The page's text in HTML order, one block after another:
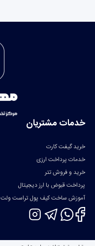
خدمات مشتریان
خرید گیفت کارت
خدمات پرداخت ارزی
خرید و فروش تتر
پرداخت قبوض با ارز دیجیتال
آموزش ساخت کیف پول تراست ولت